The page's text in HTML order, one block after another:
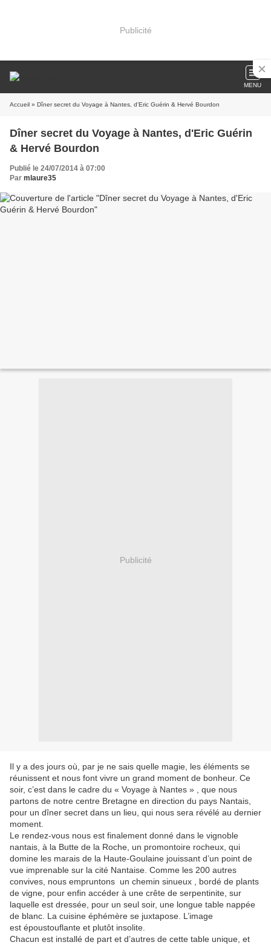
Publicité
MENU
Accueil » Dîner secret du Voyage à Nantes, d'Eric Guérin & Hervé Bourdon
Dîner secret du Voyage à Nantes, d'Eric Guérin
& Hervé Bourdon
Publié le 24/07/2014 à 07:00
Par mlaure35
Publicité
Il y a des jours où, par je ne sais quelle magie, les éléments se
réunissent et nous font vivre un grand moment de bonheur. Ce
soir, c’est dans le cadre du « Voyage à Nantes » , que nous
partons de notre centre Bretagne en direction du pays Nantais,
pour un dîner secret dans un lieu, qui nous sera révélé au dernier
moment.
Le rendez-vous nous est finalement donné dans le vignoble
nantais, à la Butte de la Roche, un promontoire rocheux, qui
domine les marais de la Haute-Goulaine jouissant d’un point de
vue imprenable sur la cité Nantaise. Comme les 200 autres
convives, nous empruntons un chemin sinueux , bordé de plants
de vigne, pour enfin accéder à une crête de serpentinite, sur
laquelle est dressée, pour un seul soir, une longue table nappée
de blanc. La cuisine éphémère se juxtapose. L’image
est époustouflante et plutôt insolite.
Chacun est installé de part et d’autres de cette table unique, et